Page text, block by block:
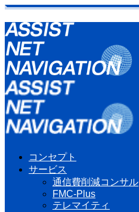
コンセプト
サービス
通信費削減コンサル
FMC-Plus
テレマイティ